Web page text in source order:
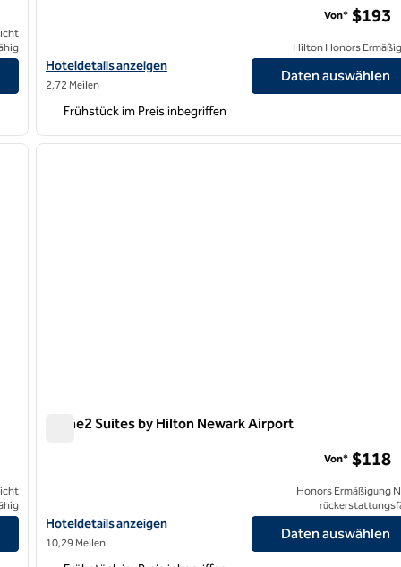
Hoteldetails für Home2 Suites by Hilton New York Long Island
Hoteldetails anzeigen
2,72 Meilen
Von* $193
Hilton Honors
Daten auswählen
Frühstück im Preis inbegriffen
nächstes Bild
1 von 12
Home2 Suites by Hilton Newark Airport
Hoteldetails für Home2 Suites by Hilton Newark Airport anzeigen
Hoteldetails anzeigen
10,29 Meilen
Von* $118
Honors Ermäßigung
Daten auswählen